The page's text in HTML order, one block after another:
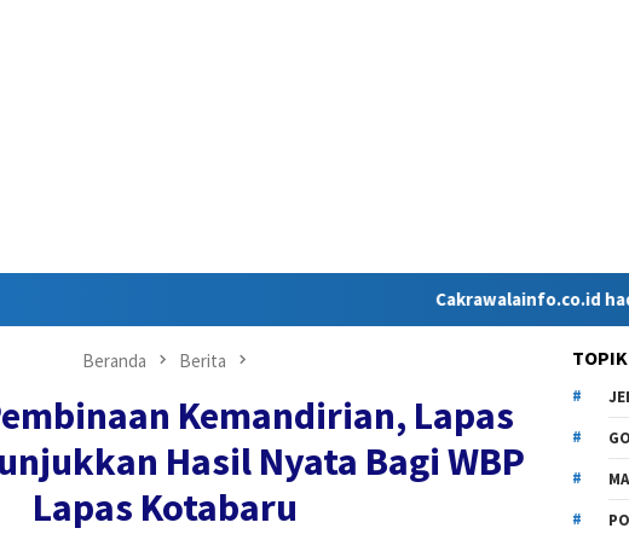
Cakrawalainfo.co.id hadir sebagai
Beranda Berita
Kemandirian, Lapas
Hasil Nyata Bagi WBP
Lapas Kotabaru